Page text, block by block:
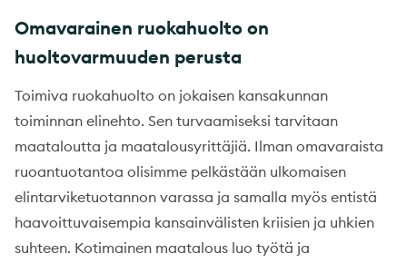
Omavarainen ruokahuolto on
huoltovarmuuden perusta
Toimiva ruokahuolto on jokaisen kansakunnan
toiminnan elinehto. Sen turvaamiseksi tarvitaan
maataloutta ja maatalousyrittäjiä. Ilman omavaraista
ruoantuotantoa olisimme pelkästään ulkomaisen
elintarviketuotannon varassa ja samalla myös entistä
haavoittuvaisempia kansainvälisten kriisien ja uhkien
suhteen. Kotimainen maatalous luo työtä ja